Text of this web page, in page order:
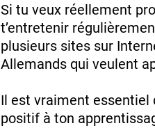
Si tu veux réellement
t’entretenir
plusieurs sites sur
Allemands qui veulent
Il est vraiment essentiel
positif à ton